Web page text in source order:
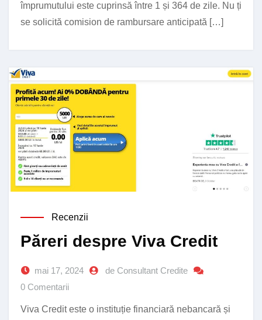
împrumutului este cuprinsă între 1 și 364 de zile. Nu ți
se solicită comision de rambursare anticipată […]
Recenzii
Păreri despre Viva Credit
mai 17, 2024
de Consultant Credite
0 Comentarii
Viva Credit este o instituție financiară nebancară și